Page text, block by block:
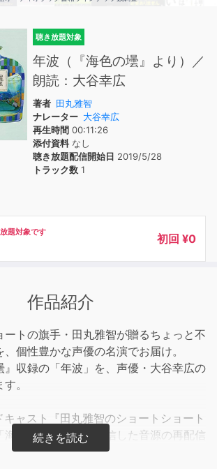
聴き放題対象
年波（『海色の壜』より）／
朗読：大谷幸広
著者 田丸雅智
ナレーター 大谷幸広
再生時間 00:11:26
添付資料なし
聴き放題配信開始日 2019/5/28
トラック数 1
題対象です 初回 ¥0
作品紹介
ートの旗手・田丸雅智が贈るちょっと不
個性豊かな声優の名演でお届け。
』収録の「年波」を、声優・大谷幸広の
。
ャスト『田丸雅智のショートショート
色の壜」』にて配信した音源の再配信